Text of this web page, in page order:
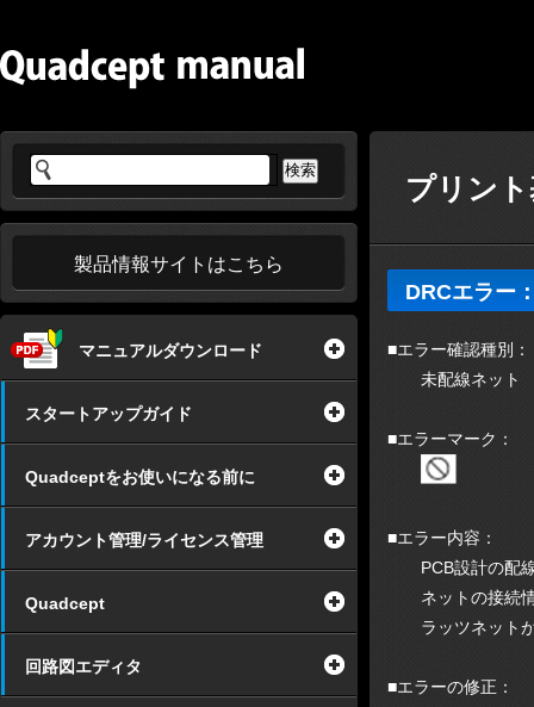
製品情報サイトはこちら
マニュアルダウンロード
スタートアップガイド
Quadceptをお使いになる前に
アカウント管理/ライセンス管理
Quadcept
回路図エディタ
プリン
DRCエラー
■エラー確認種別：
未配線ネット
■エラーマーク：
■エラー内容：
PCB設計の配線
ネットの接続情
ラッツネットが
■エラーの修正：